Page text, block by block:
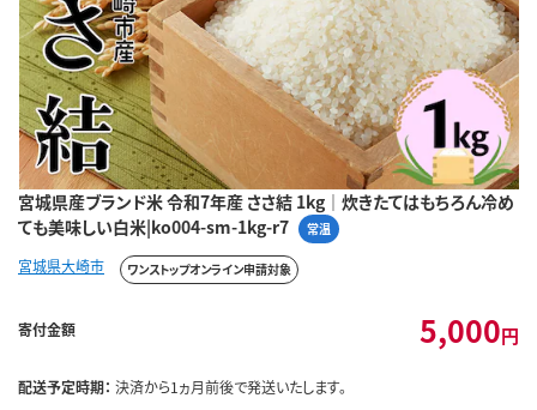
宮城県産ブランド米 令和7年産 ささ結 1kg｜炊きたてはもちろん冷め
ても美味しい白米|ko004-sm-1kg-r7
常温
宮城県大崎市 ワンストップオンライン申請対象
寄付金額 5,000円
配送予定時期： 決済から1ヵ月前後で発送いたします。